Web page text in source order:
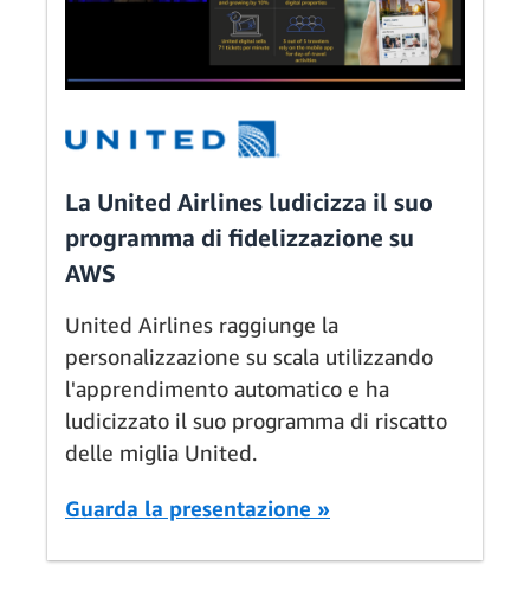
La United Airlines ludicizza il suo
programma di fidelizzazione su
AWS
United Airlines raggiunge la
personalizzazione su scala utilizzando
l'apprendimento automatico e ha
ludicizzato il suo programma di riscatto
delle miglia United.
Guarda la presentazione »